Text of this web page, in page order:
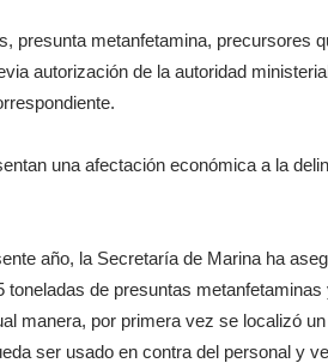
presunta metanfetamina, precursores
autorización de la autoridad
una afectación económica a la
año, la Secretaría de Marina ha
toneladas de presuntas
manera, por primera vez se localizó
ser usado en contra del personal y